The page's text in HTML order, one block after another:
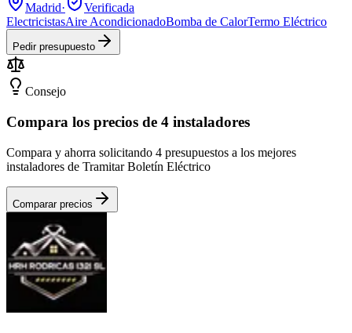
Madrid·
Verificada
ElectricistasAire AcondicionadoBomba de CalorTermo Eléctrico
Pedir presupuesto
Consejo
Compara los precios de 4 instaladores
Compara y ahorra solicitando 4 presupuestos a los mejores
instaladores de Tramitar Boletín Eléctrico
Comparar precios